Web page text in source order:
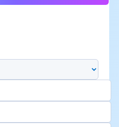
связи